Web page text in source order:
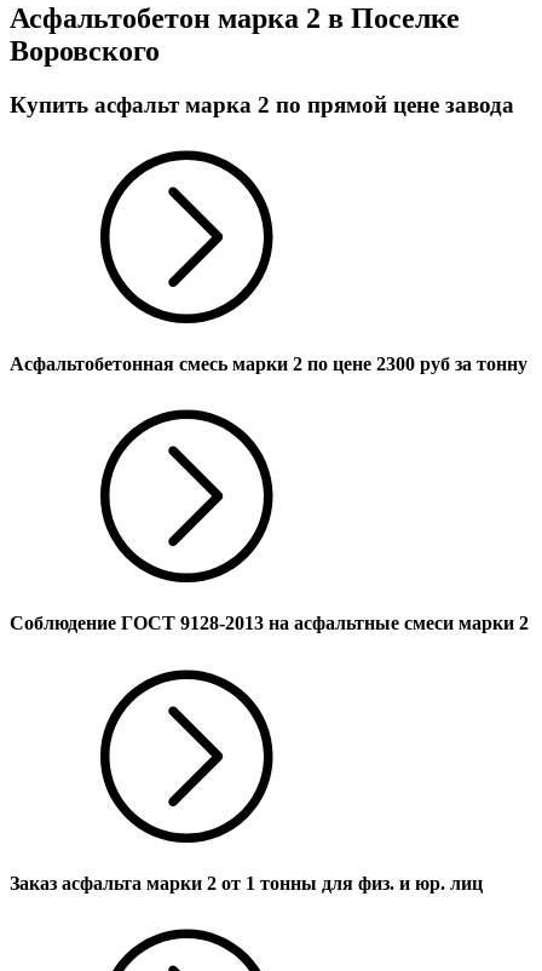
Асфальтобетон марка 2 в Поселке
Воровского
Купить асфальт марка 2 по прямой цене завода
Асфальтобетонная смесь марки 2 по цене 2300 руб за тонну
Соблюдение ГОСТ 9128-2013 на асфальтные смеси марки 2
Заказ асфальта марки 2 от 1 тонны для физ. и юр. лиц